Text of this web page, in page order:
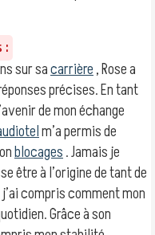
:
sur sacarrière, Rose a
précises. En tant
de mon échange
m’a permis de
blocages. Jamais je
être à l’origine de tant de
compris comment mon
Grâce à son